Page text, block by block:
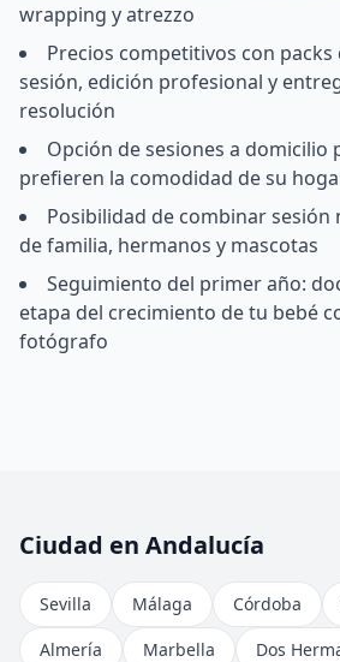
wrapping y atrezzo
Precios competitivos con packs
sesión, edición profesional y
resolución
Opción de sesiones a domicilio
prefieren la comodidad de su
Posibilidad de combinar
de familia, hermanos y mascotas
Seguimiento del primer año:
etapa del crecimiento de tu bebé
fotógrafo
Ciudad en Andalucía
Sevilla Málaga Córdoba
Almería
Marbella
Dos